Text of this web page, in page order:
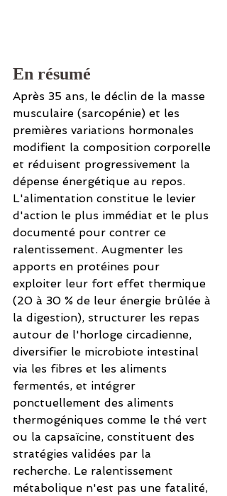
En résumé
Après 35 ans, le déclin de la masse
musculaire (sarcopénie) et les
premières variations hormonales
modifient la composition corporelle
et réduisent progressivement la
dépense énergétique au repos.
L'alimentation constitue le levier
d'action le plus immédiat et le plus
documenté pour contrer ce
ralentissement. Augmenter les
apports en protéines pour
exploiter leur fort effet thermique
(20 à 30 % de leur énergie brûlée à
la digestion), structurer les repas
autour de l'horloge circadienne,
diversifier le microbiote intestinal
via les fibres et les aliments
fermentés, et intégrer
ponctuellement des aliments
thermogéniques comme le thé vert
ou la capsaïcine, constituent des
stratégies validées par la
recherche. Le ralentissement
métabolique n'est pas une fatalité,